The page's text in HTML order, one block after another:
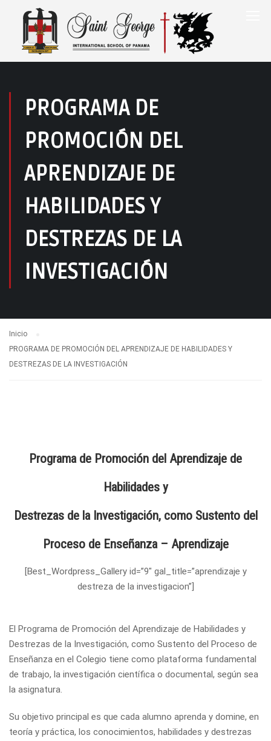
PROGRAMA DE
PROMOCIÓN DEL
APRENDIZAJE DE
HABILIDADES Y
DESTREZAS DE LA
INVESTIGACIÓN
Inicio
PROGRAMA DE PROMOCIÓN DEL APRENDIZAJE DE HABILIDADES Y
DESTREZAS DE LA INVESTIGACIÓN
Programa de Promoción del Aprendizaje de
Habilidades y
Destrezas de la Investigación, como Sustento del
Proceso de Enseñanza – Aprendizaje
[Best_Wordpress_Gallery id=”9″ gal_title=”aprendizaje y
destreza de la investigacion”]
El Programa de Promoción del Aprendizaje de Habilidades y
Destrezas de la Investigación, como Sustento del Proceso de
Enseñanza en el Colegio tiene como plataforma fundamental
de trabajo, la investigación científica o documental, según sea
la asignatura.
Su objetivo principal es que cada alumno aprenda y domine, en
teoría y práctica, los conocimientos, habilidades y destrezas